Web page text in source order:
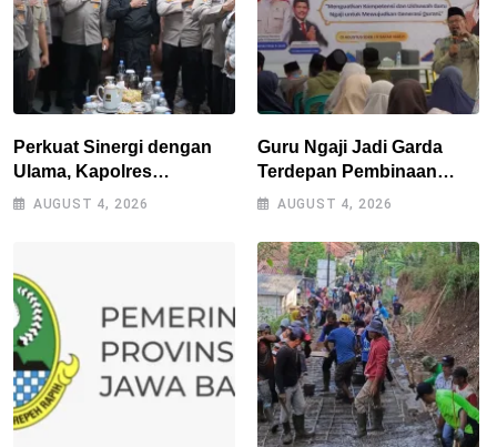
Perkuat Sinergi dengan
Ulama, Kapolres
Tasikmalaya Safari
AUGUST 4, 2026
Guru Ngaji Jadi Garda
Terdepan Pembinaan
Umat, As-Syifa Perkuat
AUGUST 4, 2026